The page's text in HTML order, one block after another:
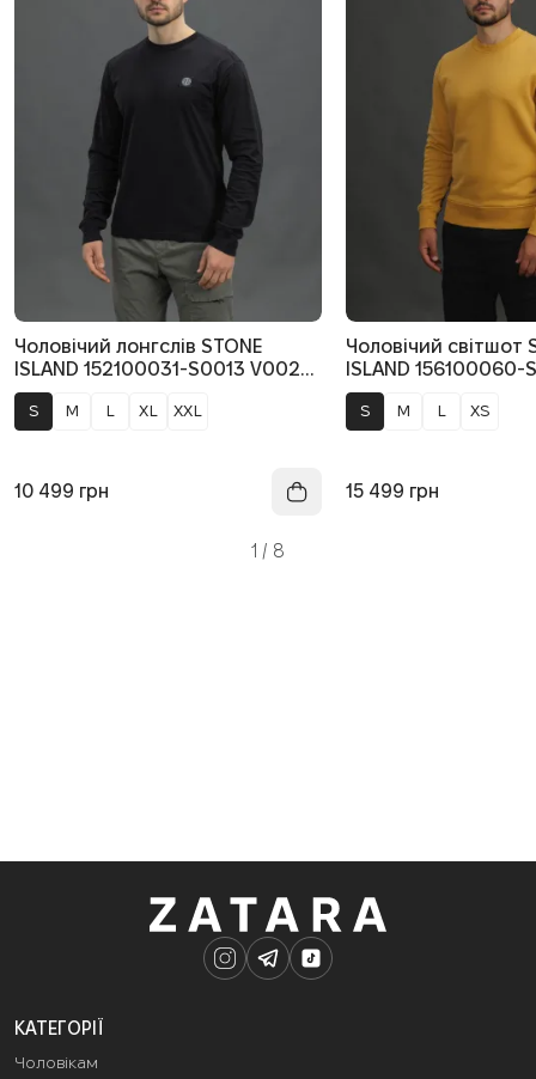
Чоловічий лонгслів STONE
ISLAND 152100031-S0013 V0029,
колір чорний
S M L XL XXL
10 499 грн
Чоловічий світшот
ISLAND 156100060-
V0034, колір
S M L XS
15 499 грн
1 / 8
КАТЕГОРІЇ
Чоловікам